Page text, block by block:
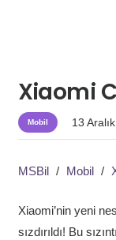
Xiaomi
Mobil 13
MSBil / Mobil /
Xiaomi’nin yeni
sızdırıldı! Bu